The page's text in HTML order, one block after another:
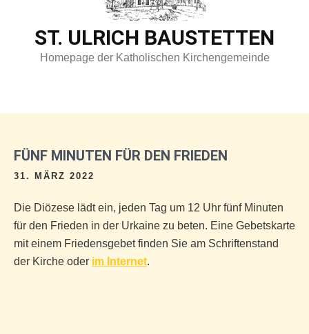
ST. ULRICH BAUSTETTEN
Homepage der Katholischen Kirchengemeinde
FÜNF MINUTEN FÜR DEN FRIEDEN
31. MÄRZ 2022
Die Diözese lädt ein, jeden Tag um 12 Uhr fünf Minuten
für den Frieden in der Urkaine zu beten. Eine Gebetskarte
mit einem Friedensgebet finden Sie am Schriftenstand
der Kirche oder im Internet.